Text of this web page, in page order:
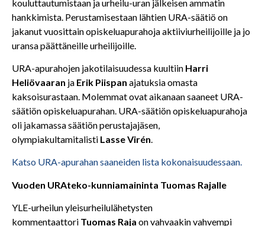
kouluttautumistaan ja urheilu-uran jälkeisen ammatin
hankkimista. Perustamisestaan lähtien URA-säätiö on
jakanut vuosittain opiskeluapurahoja aktiiviurheilijoille ja jo
uransa päättäneille urheilijoille.
URA-apurahojen jakotilaisuudessa kuultiin Harri
Heliövaaran ja Erik Piispan ajatuksia omasta
kaksoisurastaan. Molemmat ovat aikanaan saaneet URA-
säätiön opiskeluapurahan. URA-säätiön opiskeluapurahoja
oli jakamassa säätiön perustajajäsen,
olympiakultamitalisti Lasse Virén.
Katso URA-apurahan saaneiden lista kokonaisuudessaan.
Vuoden URAteko-kunniamaininta Tuomas Rajalle
YLE-urheilun yleisurheilulähetysten
kommentaattori Tuomas Raja on vahvaakin vahvempi